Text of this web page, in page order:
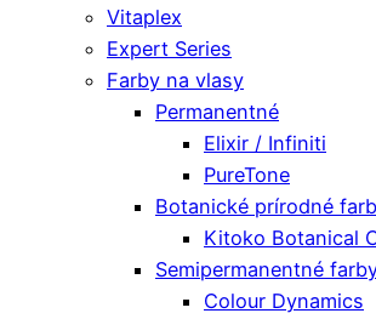
Vitaplex
Expert Series
Farby na vlasy
Permanentné
Elixir / Infiniti
PureTone
Botanické prírodné
Kitoko Botanical
Semipermanentné
Colour Dynamics